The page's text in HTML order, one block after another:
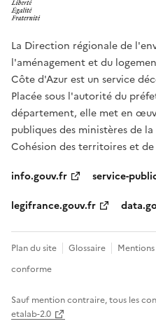
La Direction régionale de
l'aménagement et du
Côte d'Azur est un service
Placée sous l'autorité du
département, elle met en
publiques des ministères de
Cohésion des territoires et
info.gouv.fr
service-
legifrance.gouv.fr
Plan du site Glossaire
conforme
Sauf mention contraire, tous les
etalab-2.0